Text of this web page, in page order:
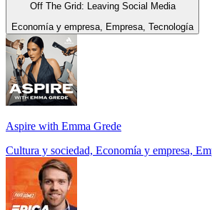
Off The Grid: Leaving Social Media
Economía y empresa, Empresa, Tecnología
Aspire with Emma Grede
Cultura y sociedad, Economía y empresa,